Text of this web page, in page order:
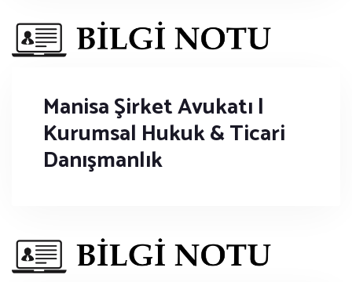
Manisa Şirket Avukatı |
Kurumsal Hukuk & Ticari
Danışmanlık